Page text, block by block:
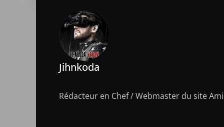
Jihnkoda
Rédacteur en Chef / Webmaster du site